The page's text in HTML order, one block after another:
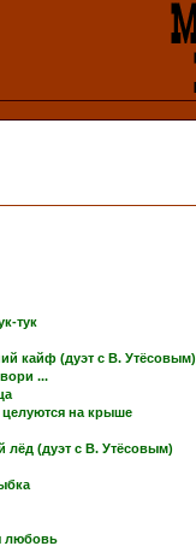
тук
кайф (дуэт с В. Утёсовым)
...
на крыше
(дуэт с В. Утёсовым)
любовь